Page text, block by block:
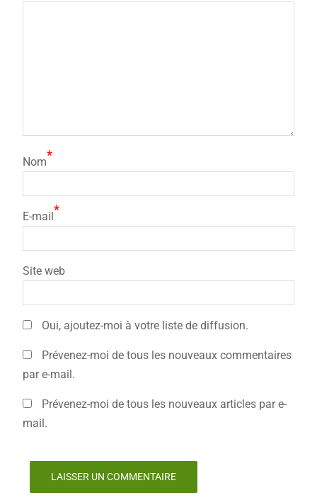
Nom*
E-mail*
Site web
Oui, ajoutez-moi à votre liste de diffusion.
Prévenez-moi de tous les nouveaux commentaires
par e-mail.
Prévenez-moi de tous les nouveaux articles par e-
mail.